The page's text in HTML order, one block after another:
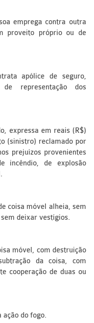
emprega contra outra
proveito próprio ou de
apólice de seguro,
representação dos
expressa em reais (R$)
(sinistro) reclamado por
prejuízos provenientes
incêndio, de explosão
coisa móvel alheia, sem
deixar vestígios.
móvel, com destruição
da coisa, com
cooperação de duas ou
ação do fogo.